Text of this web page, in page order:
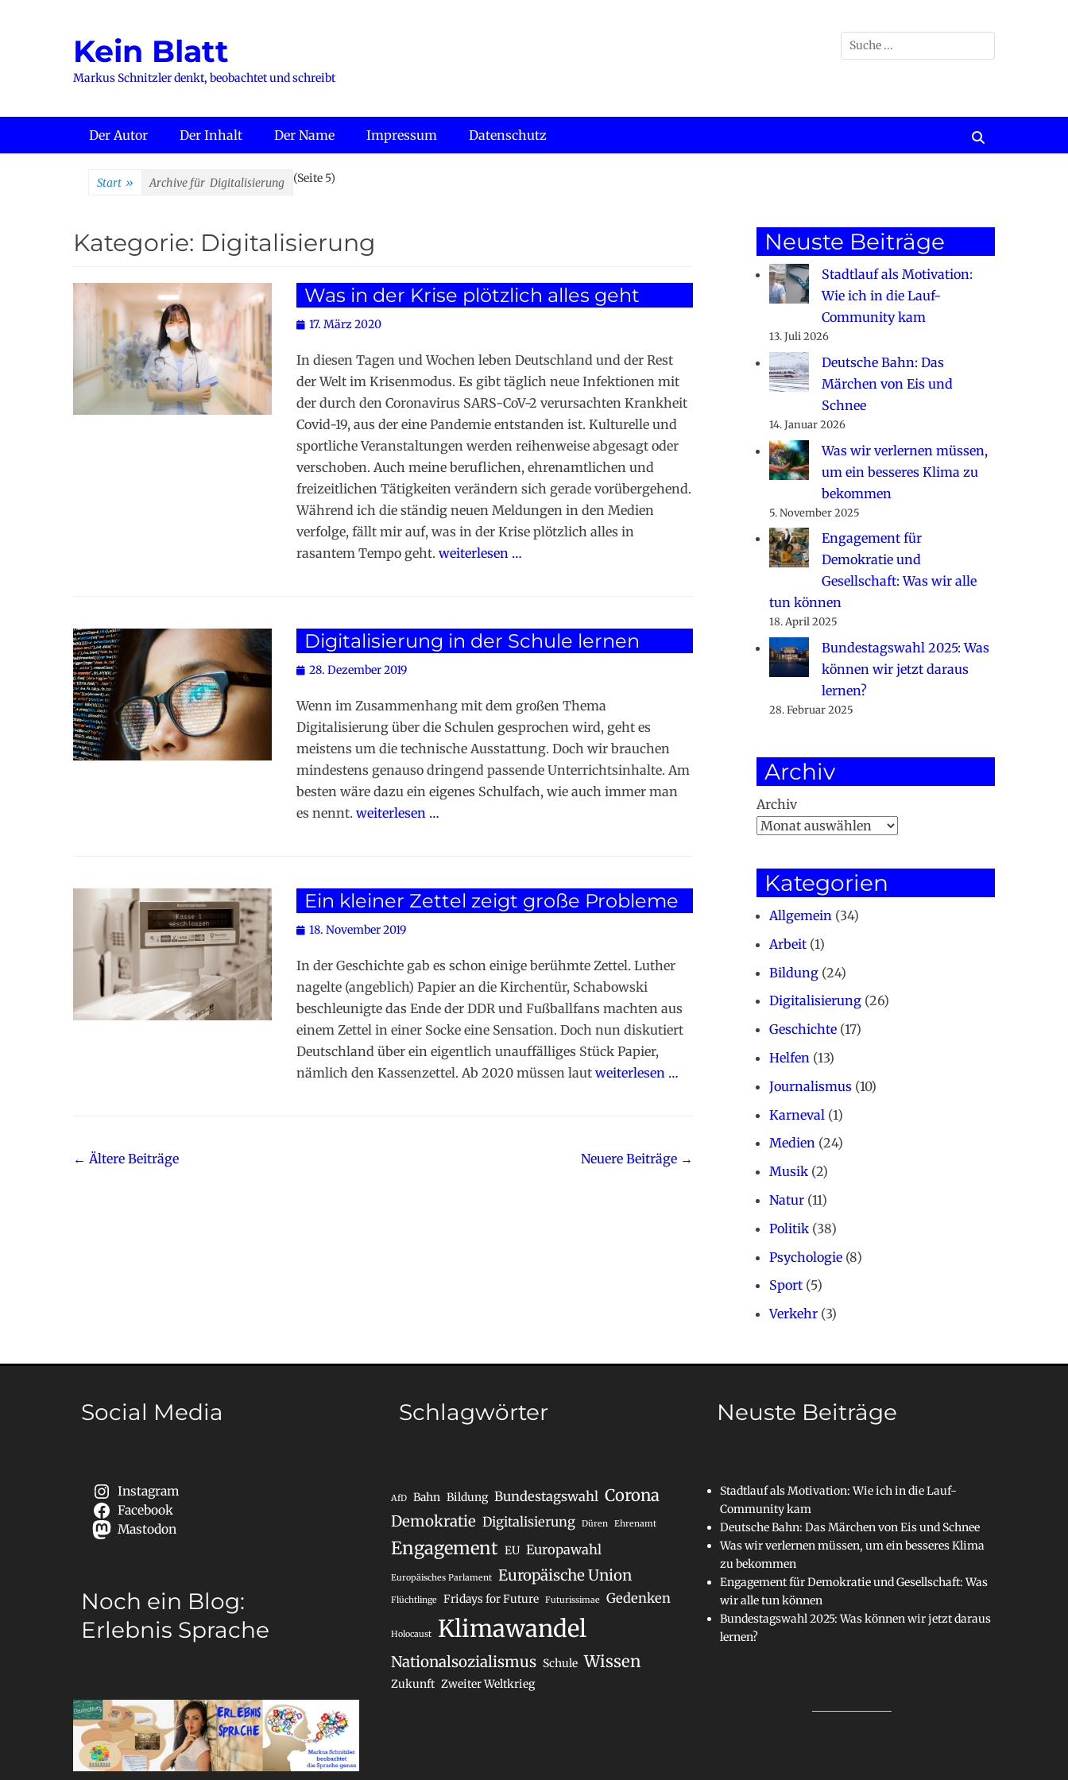
Kein Blatt
Markus Schnitzler denkt, beobachtet und schreibt
Suchen
nach:
Primäres Menü
Der Autor Der Inhalt Der Name Impressum Datenschutz
Start » Archive für Digitalisierung (Seite 5)
Kategorie: Digitalisierung
Was in der Krise plötzlich alles geht
Posted
17. März 2020
In diesen Tagen und Wochen leben Deutschland und der Rest
der Welt im Krisenmodus. Es gibt täglich neue Infektionen mit
der durch den Coronavirus SARS-CoV-2 verursachten Krankheit
Covid-19, aus der eine Pandemie entstanden ist. Kulturelle und
sportliche Veranstaltungen werden reihenweise abgesagt oder
verschoben. Auch meine beruflichen, ehrenamtlichen und
freizeitlichen Tätigkeiten verändern sich gerade vorübergehend.
Während ich die ständig neuen Meldungen in den Medien
verfolge, fällt mir auf, was in der Krise plötzlich alles in
rasantem Tempo geht. weiterlesen …
Digitalisierung in der Schule lernen
Posted
28. Dezember 2019
Wenn im Zusammenhang mit dem großen Thema
Digitalisierung über die Schulen gesprochen wird, geht es
meistens um die technische Ausstattung. Doch wir brauchen
mindestens genauso dringend passende Unterrichtsinhalte. Am
besten wäre dazu ein eigenes Schulfach, wie auch immer man
es nennt. weiterlesen …
Ein kleiner Zettel zeigt große Probleme
Posted
18. November 2019
In der Geschichte gab es schon einige berühmte Zettel. Luther
nagelte (angeblich) Papier an die Kirchentür, Schabowski
beschleunigte das Ende der DDR und Fußballfans machten aus
einem Zettel in einer Socke eine Sensation. Doch nun diskutiert
Deutschland über ein eigentlich unauffälliges Stück Papier,
nämlich den Kassenzettel. Ab 2020 müssen laut weiterlesen …
Beitragsnavigation
← Ältere Beiträge Neuere Beiträge →
Neuste Beiträge
Stadtlauf als Motivation:
Wie ich in die Lauf-
Community kam
13. Juli 2026
Deutsche Bahn: Das
Märchen von Eis und
Schnee
14. Januar 2026
Was wir verlernen müssen,
um ein besseres Klima zu
bekommen
5. November 2025
Engagement für
Demokratie und
Gesellschaft: Was wir alle
tun können
18. April 2025
Bundestagswahl 2025: Was
können wir jetzt daraus
lernen?
28. Februar 2025
Archiv
Archiv
Kategorien
Allgemein (34)
Arbeit (1)
Bildung (24)
Digitalisierung (26)
Geschichte (17)
Helfen (13)
Journalismus (10)
Karneval (1)
Medien (24)
Musik (2)
Natur (11)
Politik (38)
Psychologie (8)
Sport (5)
Verkehr (3)
Social Media
Instagram
Facebook
Mastodon
Noch ein Blog:
Erlebnis Sprache
Schlagwörter
AfD Bahn Bildung Bundestagswahl Corona
Demokratie Digitalisierung Düren Ehrenamt
Engagement EU Europawahl
Europäisches Parlament Europäische Union
Flüchtlinge Fridays for Future Futurissimae Gedenken
Holocaust Klimawandel
Nationalsozialismus Schule Wissen
Zukunft Zweiter Weltkrieg
Neuste Beiträge
Stadtlauf als Motivation: Wie ich in die Lauf-
Community kam
Deutsche Bahn: Das Märchen von Eis und Schnee
Was wir verlernen müssen, um ein besseres Klima
zu bekommen
Engagement für Demokratie und Gesellschaft: Was
wir alle tun können
Bundestagswahl 2025: Was können wir jetzt daraus
lernen?